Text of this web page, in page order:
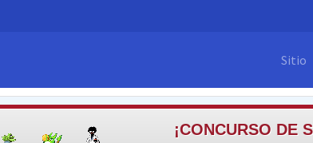
Sitio
¡CONCURSO DE